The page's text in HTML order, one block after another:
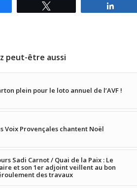
peut-être aussi
plein pour le loto annuel de l’AVF !
Voix Provençales chantent Noël
Sadi Carnot / Quai de la Paix : Le
et son 1er adjoint veillent au bon
des travaux